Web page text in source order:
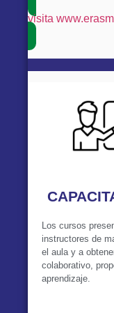
visita
Los cursos
instructores de
el aula y a
colaborativo,
aprendizaje.